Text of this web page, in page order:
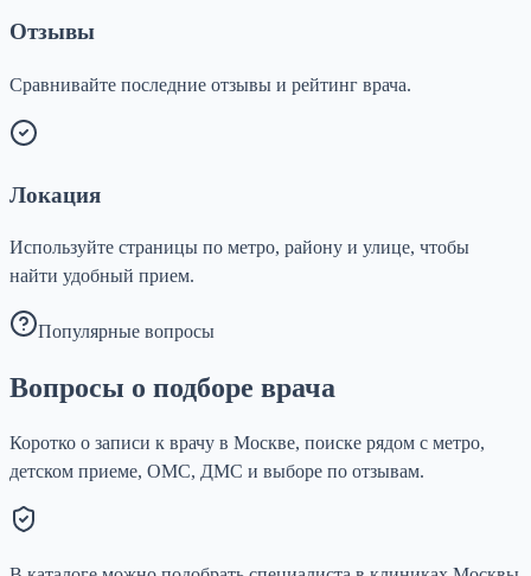
Отзывы
Сравнивайте последние отзывы и рейтинг врача.
Локация
Используйте страницы по метро, району и улице, чтобы
найти удобный прием.
Популярные вопросы
Вопросы о подборе врача
Коротко о записи к врачу в Москве, поиске рядом с метро,
детском приеме, ОМС, ДМС и выборе по отзывам.